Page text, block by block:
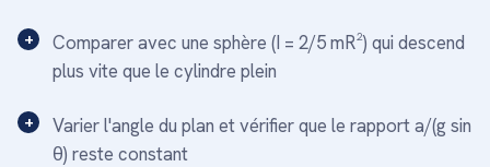
Comparer avec une sphère (I = 2/5 mR²) qui descend
plus vite que le cylindre plein
Varier l'angle du plan et vérifier que le rapport a/(g sin
θ) reste constant